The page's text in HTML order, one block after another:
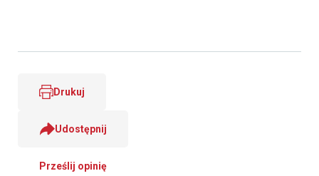
Drukuj
Udostępnij
Prześlij opinię